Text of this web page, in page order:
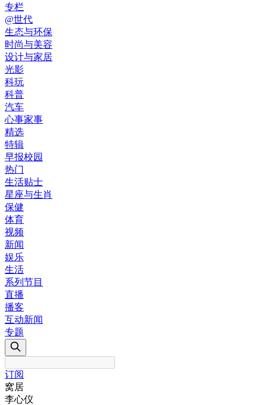
专栏
@世代
生态与环保
时尚与美容
设计与家居
光影
科玩
科普
汽车
心事家事
精选
特辑
早报校园
热门
生活贴士
星座与生肖
保健
体育
视频
新闻
娱乐
生活
系列节目
直播
播客
互动新闻
专题
订阅
窝居
李心仪